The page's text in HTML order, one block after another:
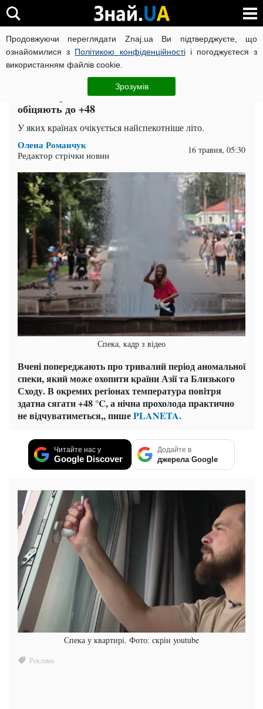
Продовжуючи переглядати Znaj.ua Ви підтверджуєте, що
ознайомилися з Політикою конфіденційностіі погоджуєтеся з
використанням файлів cookie.
Зрозумів
ВІЙНА РОСІЇ ПРОТИ УКРАЇНИ КОРОНАВІРУС В УКРАЇНІ
ЧИТАТЬ НА РУССКОМ
Світ накриє пекельна спека: синоптики
обіцяють до +48
У яких країнах очікується найспекотніше літо.
Олена Романчук
Редактор стрічки новин 16 травня, 05:30
Спека, кадр з відео
Вчені попереджають про тривалий період аномальної
спеки, який може охопити країни Азії та Близького
Сходу. В окремих регіонах температура повітря
здатна сягати +48 °C, а нічна прохолода практично
не відчуватиметься,, пишеPLANETA.
Читайте нас у
Google Discover
Додайте в
джерела Google
Спека у квартирі. Фото: скрін youtube